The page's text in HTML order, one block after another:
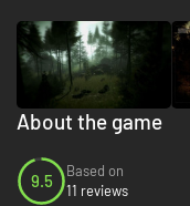
About the game
9.5
Based on
11 reviews